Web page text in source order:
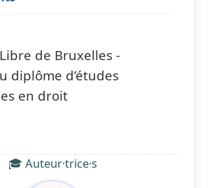
de Bruxelles -
diplôme d’études
en droit
🎓 Auteur·trice·s